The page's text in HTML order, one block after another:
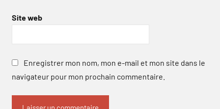
Site web
Enregistrer mon nom, mon e-mail et mon site dans le
navigateur pour mon prochain commentaire.